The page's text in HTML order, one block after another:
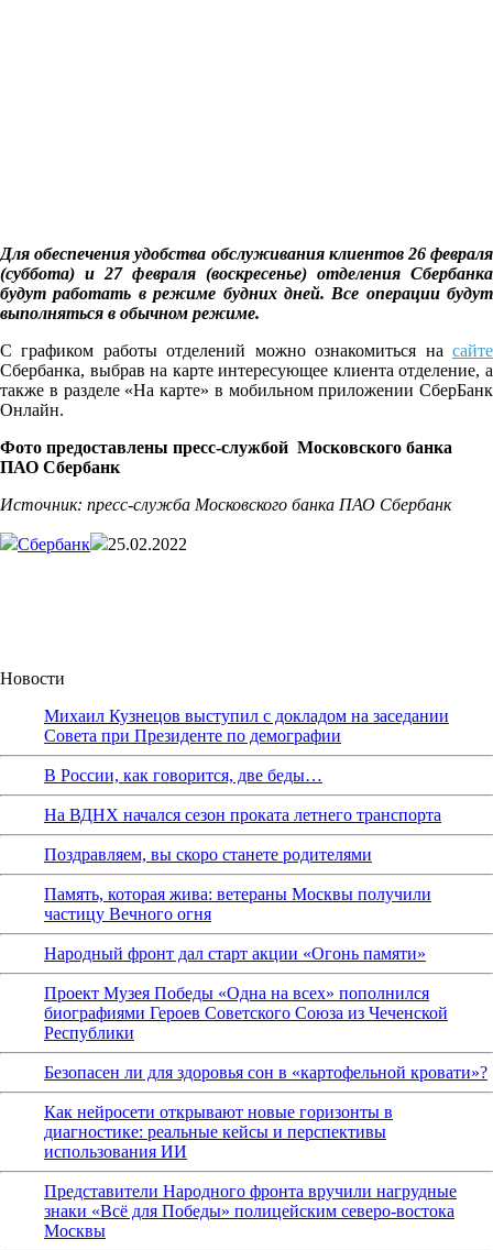
Для обеспечения удобства обслуживания клиентов 26 февраля
(суббота) и 27 февраля (воскресенье) отделения Сбербанка
будут работать в режиме будних дней. Все операции будут
выполняться в обычном режиме.
С графиком работы отделений можно ознакомиться на сайте
Сбербанка, выбрав на карте интересующее клиента отделение, а
также в разделе «На карте» в мобильном приложении СберБанк
Онлайн.
Фото предоставлены пресс-службой Московского банка
ПАО Сбербанк
Источник: пресс-служба Московского банка ПАО Сбербанк
Сбербанк 25.02.2022
Новости
Михаил Кузнецов выступил с докладом на заседании
Совета при Президенте по демографии
В России, как говорится, две беды…
На ВДНХ начался сезон проката летнего транспорта
Поздравляем, вы скоро станете родителями
Память, которая жива: ветераны Москвы получили
частицу Вечного огня
Народный фронт дал старт акции «Огонь памяти»
Проект Музея Победы «Одна на всех» пополнился
биографиями Героев Советского Союза из Чеченской
Республики
Безопасен ли для здоровья сон в «картофельной кровати»?
Как нейросети открывают новые горизонты в
диагностике: реальные кейсы и перспективы
использования ИИ
Представители Народного фронта вручили нагрудные
знаки «Всё для Победы» полицейским северо-востока
Москвы